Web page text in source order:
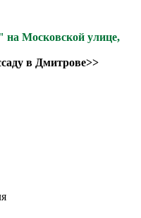
Московской улице,
в Дмитрове>>